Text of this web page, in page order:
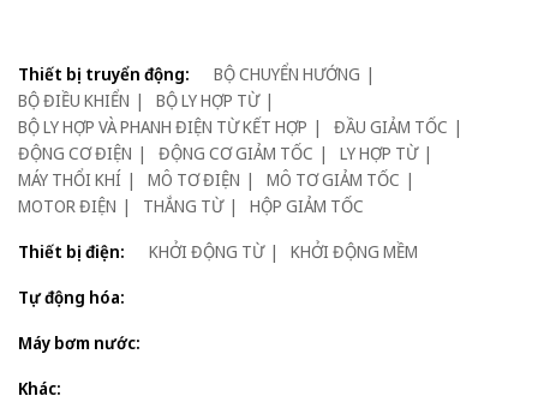
Thiết bị truyển động:
BỘ CHUYỂN HƯỚNG
BỘ ĐIỀU KHIỂN
BỘ LY HỢP TỪ
BỘ LY HỢP VÀ PHANH ĐIỆN TỪ KẾT HỢP
ĐẦU GIẢM TỐC
ĐỘNG CƠ ĐIỆN
ĐỘNG CƠ GIẢM TỐC
LY HỢP TỪ
MÁY THỔI KHÍ
MÔ TƠ ĐIỆN
MÔ TƠ GIẢM TỐC
MOTOR ĐIỆN
THẮNG TỪ
HỘP GIẢM TỐC
Thiết bị điện:
KHỞI ĐỘNG TỪ
KHỞI ĐỘNG MỀM
Tự động hóa:
Máy bơm nước:
Khác: